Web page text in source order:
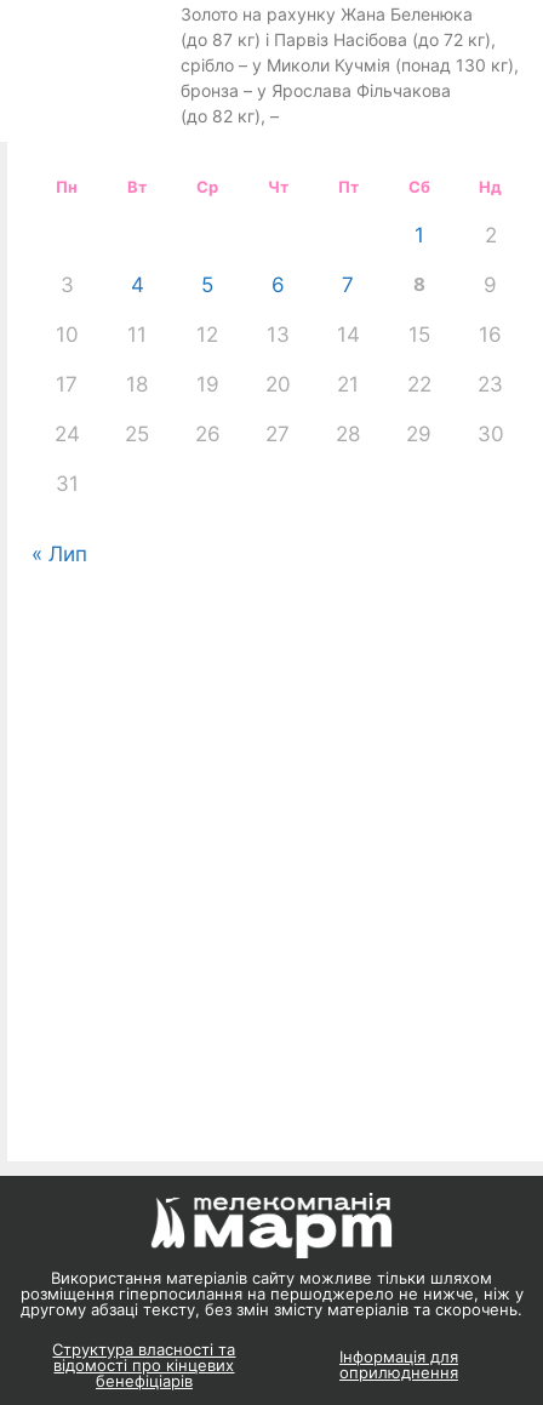
Золото на рахунку Жана Беленюка
(до 87 кг) і Парвіз Насібова (до 72 кг),
срібло – у Миколи Кучмія (понад 130 кг),
бронза – у Ярослава Фільчакова
(до 82 кг), –
Пн Вт Ср Чт Пт Сб Нд
1 2
3 4 5 6 7 8 9
10 11 12 13 14 15 16
17 18 19 20 21 22 23
24 25 26 27 28 29 30
31
« Лип
Використання матеріалів сайту можливе тільки шляхом
розміщення гіперпосилання на першоджерело не нижче, ніж у
другому абзаці тексту, без змін змісту матеріалів та скорочень.
Структура власності та
відомості про кінцевих
бенефіціарів
Інформація для
оприлюднення